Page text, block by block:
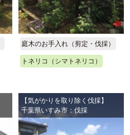
庭木のお手入れ（剪定・伐採）
トネリコ（シマトネリコ）
【気がかりを取り除く伐採】
千葉県いすみ市：伐採